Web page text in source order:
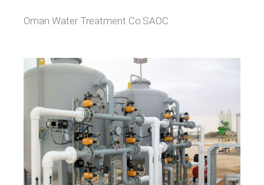
Oman Water Treatment Co.SAOC